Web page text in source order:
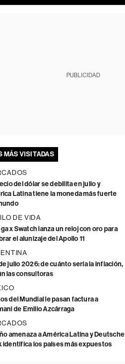
PUBLICIDAD
MÁS VISITADAS
del dólar se debilita en julio y
Latina tiene la moneda más fuerte
DE VIDA
x Swatch lanza un reloj con oro para
el alunizaje del Apollo 11
julio 2026: de cuánto sería la inflación,
las consultoras
del Mundial le pasan factura a
de Emilio Azcárraga
amenaza a América Latina y Deutsche
identifica los países más expuestos